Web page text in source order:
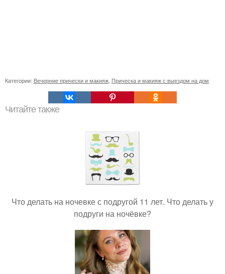
Категории: Вечерние прически и макияж Прическа и макияж с выездом на дом
Читайте также
Что делать на ночевке с подругой 11 лет. Что делать у
подруги на ночёвке?